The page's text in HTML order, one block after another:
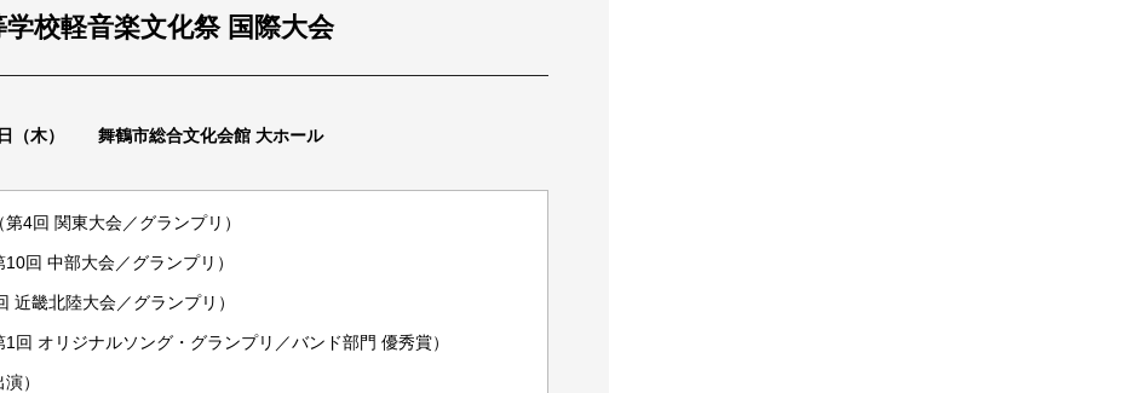
校軽音楽文化祭 国際大会
（木） 舞鶴市総合文化会館 大ホール
4回 関東大会／グランプリ）
回 中部大会／グランプリ）
近畿北陸大会／グランプリ）
回 オリジナルソング・グランプリ／バンド部門 優秀賞）
）